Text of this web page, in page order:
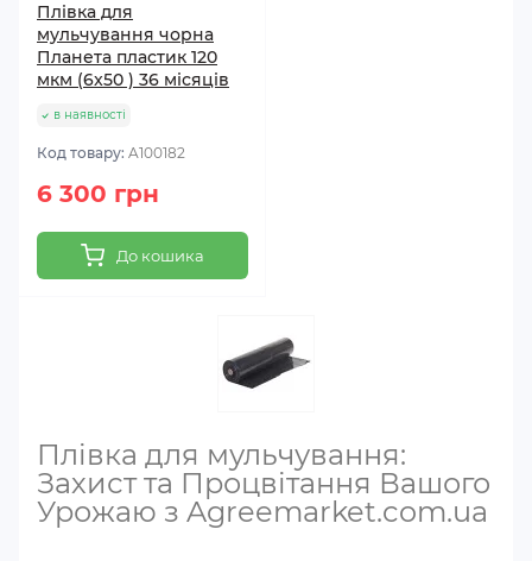
Плівка для
мульчування чорна
Планета пластик 120
мкм (6x50 ) 36 місяців
в наявності
Код товару: A100182
6 300 грн
До кошика
Плівка для мульчування:
Захист та Процвітання Вашого
Урожаю з Agreemarket.com.ua